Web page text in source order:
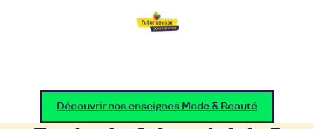
Découvrir nos enseignes Mode & Beauté